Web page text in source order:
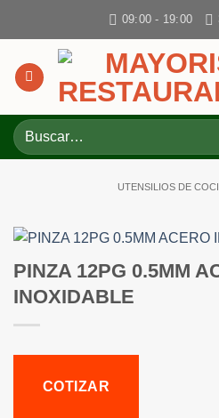
09:00 - 19:00
Buscar
por:
UTENSILIOS DE
PINZA 12PG 0.5MM
INOXIDABLE
COTIZAR